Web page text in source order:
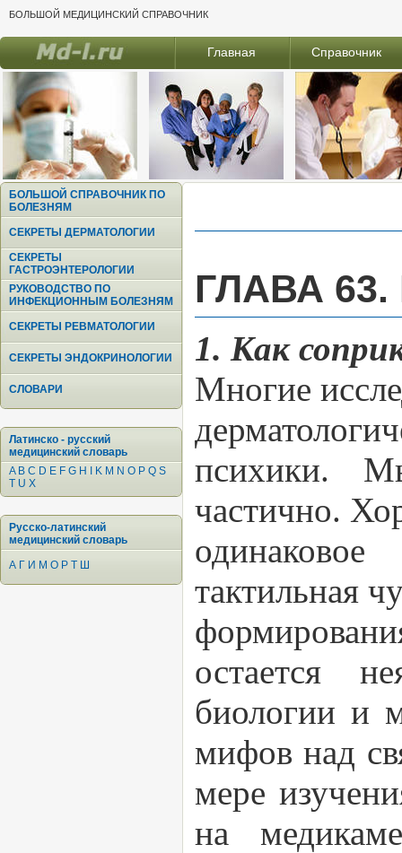
БОЛЬШОЙ МЕДИЦИНСКИЙ СПРАВОЧНИК
Главная Справочник
БОЛЬШОЙ СПРАВОЧНИК ПО
БОЛЕЗНЯМ
СЕКРЕТЫ ДЕРМАТОЛОГИИ
СЕКРЕТЫ
ГАСТРОЭНТЕРОЛОГИИ
РУКОВОДСТВО ПО
ИНФЕКЦИОННЫМ БОЛЕЗНЯМ
СЕКРЕТЫ РЕВМАТОЛОГИИ
СЕКРЕТЫ ЭНДОКРИНОЛОГИИ
СЛОВАРИ
Латинско - русский
медицинский словарь
A B C D E F G H K M N O P Q S
T U X
Русско-латинский
медицинский словарь
А Г И М О Р Т Ш
ГЛАВА
1. Как
Многие
психики.
частично.
тактильная
остается
биологии и
мифов над
мере
на